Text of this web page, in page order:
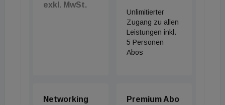
exkl. MwSt.
Unlimitierter
Zugang zu allen
Leistungen inkl.
5 Personen
Abos
Networking Premium Abo